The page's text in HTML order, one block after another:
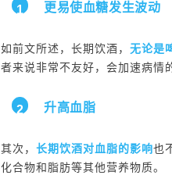
1 更易使血糖发生波动
如前文所述， 长期饮酒， 无论是
者来说非常不友好，会加速病情
2 升高血脂
其次， 长期饮酒对血脂的影响也
化合物和脂肪等其他营养物质。